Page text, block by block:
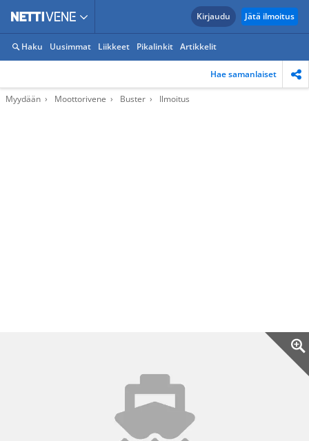
Kirjaudu Jätä ilmoitus
Haku Uusimmat Liikkeet Pikalinkit Artikkelit
Hae samanlaiset
Myydään Moottorivene Buster Ilmoitus